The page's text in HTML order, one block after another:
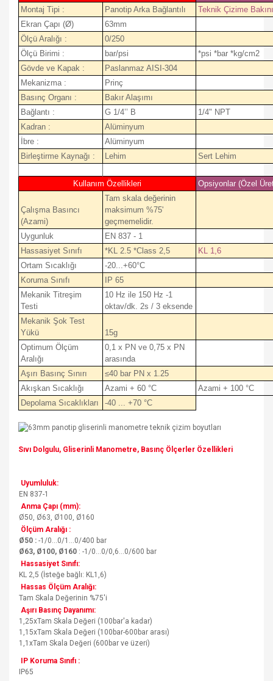
Montaj Tipi :
Panotip Arka Bağlantılı
Teknik Çizime
Ekran Çapı (Ø)
63mm
Ölçü Aralığı :
0/250
Ölçü Birimi :
bar/psi
*psi *bar *kg/cm2
Gövde ve Kapak :
Paslanmaz AISI-304
Mekanizma :
Prinç
Basınç Organı :
Bakır Alaşımı
Bağlantı :
G 1/4’’ B
1/4" NPT
Kadran :
Alüminyum
İbre :
Alüminyum
Birleştirme Kaynağı :
Lehim Sert Lehim
Kullanım Özellikleri Opsiyonlar (Özel
Çalışma Basıncı
(Azami)
Tam skala değerinin
maksimum %75'
geçmemelidir.
Uygunluk
EN 837 - 1
Hassasiyet Sınıfı
*KL 2.5 *Class 2,5
KL 1,6
Ortam Sıcaklığı
-20...+60°C
Koruma Sınıfı
IP 65
Mekanik Titreşim
Testi
10 Hz ile 150 Hz -1
oktav/dk. 2s / 3 eksende
Mekanik Şok Test
Yükü
15g
Optimum Ölçüm
Aralığı
0,1 x PN ve 0,75 x PN
arasında
Aşırı Basınç Sınırı
≤40 bar PN x 1.25
Akışkan Sıcaklığı
Azami + 60 °C
Azami + 100 °C
Depolama Sıcaklıkları
-40 ... +70 °C
Sıvı Dolgulu, Gliserinli Manometre, Basınç Ölçerler Özellikleri
Uyumluluk:
EN 837-1
Anma Çapı (mm):
Ø50, Ø63, Ø100, Ø160
Ölçüm Aralığı :
Ø50 : -1/0...0/1...0/400 bar
Ø63, Ø100, Ø160 : -1/0...0/0,6...0/600 bar
Hassasiyet Sınıfı:
KL 2,5 (İsteğe bağlı: KL1,6)
Hassas Ölçüm Aralığı:
Tam Skala Değerinin %75'i
Aşırı Basınç Dayanımı:
1,25xTam Skala Değeri (100bar'a kadar)
1,15xTam Skala Değeri (100bar-600bar arası)
1,1xTam Skala Değeri (600bar ve üzeri)
IP Koruma Sınıfı :
IP65